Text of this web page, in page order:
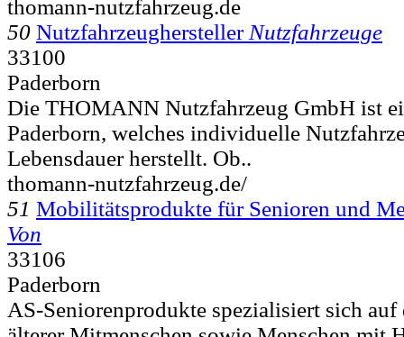
thomann-nutzfahrzeug.de
50 Nutzfahrzeughersteller Nutzfahrzeuge
33100
Paderborn
Die THOMANN Nutzfahrzeug GmbH ist
Paderborn, welches individuelle
Lebensdauer herstellt. Ob..
thomann-nutzfahrzeug.de/
51 Mobilitätsprodukte für Senioren und
Von
33106
Paderborn
AS-Seniorenprodukte spezialisiert sich